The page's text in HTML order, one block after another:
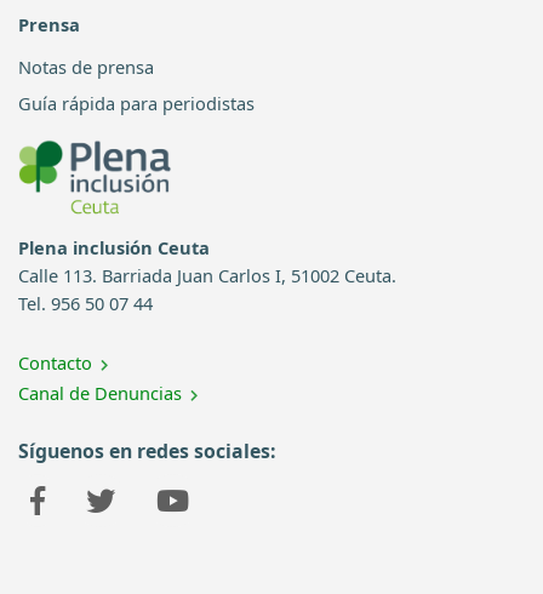
Prensa
Notas de prensa
Guía rápida para periodistas
Plena inclusión Ceuta
Calle 113. Barriada Juan Carlos I, 51002 Ceuta.
Tel. 956 50 07 44
Contacto
Canal de Denuncias
Síguenos en redes sociales: